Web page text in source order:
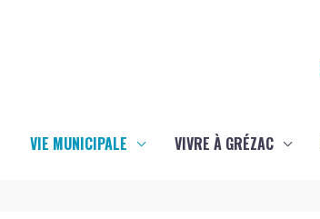
VIE MUNICIPALE VIVRE À GRÉZAC